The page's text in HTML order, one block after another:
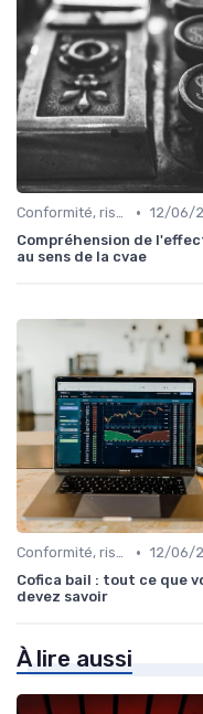
Conformité, risques & réglementation • 12/06/
Compréhension de
au sens de la cvae
Conformité, risques & réglementation • 12/06/
Cofica bail : tout ce que
devez savoir
À lire aussi